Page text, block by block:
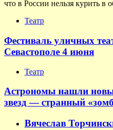
что в России нельзя курить
Театр
Фестиваль уличных
Севастополе 4 июня
Театр
Астрономы нашли
звезд — странный
Вячеслав